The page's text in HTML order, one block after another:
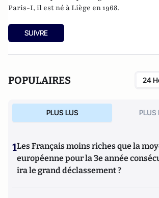
Paris-I, il est né à Liège en 1968.
SUIVRE
POPULAIRES 24
PLUS LUS PLUS
1Les Français moins riches que la
européenne pour la 3e année
ira le grand déclassement ?